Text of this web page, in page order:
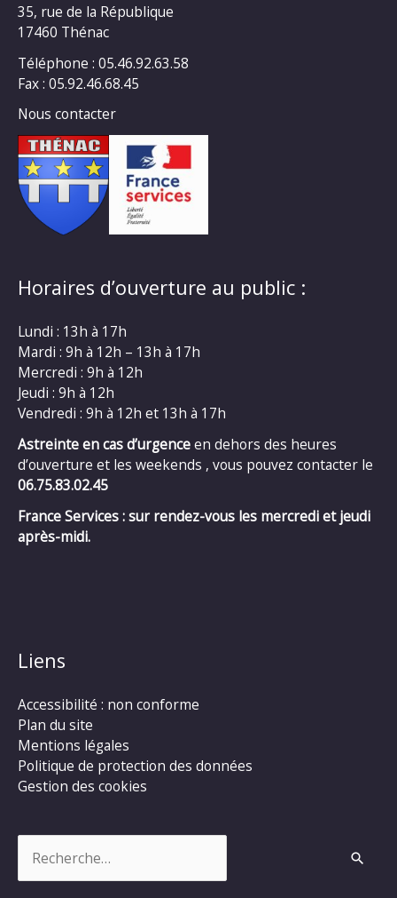
35, rue de la République
17460 Thénac
Téléphone : 05.46.92.63.58
Fax : 05.92.46.68.45
Nous contacter
Horaires d’ouverture au public :
Lundi : 13h à 17h
Mardi : 9h à 12h – 13h à 17h
Mercredi : 9h à 12h
Jeudi : 9h à 12h
Vendredi : 9h à 12h et 13h à 17h
Astreinte en cas d’urgenceen dehors des heures
d’ouverture et les weekends , vous pouvez contacter le
06.75.83.02.45
France Services : sur rendez-vous les mercredi et jeudi
après-midi.
Liens
Accessibilité : non conforme
Plan du site
Mentions légales
Politique de protection des données
Gestion des cookies